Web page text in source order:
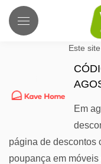
Este
Em
página de descontos
poupança em